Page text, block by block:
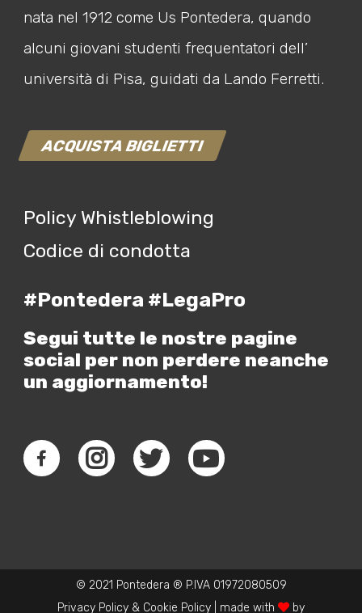
nata nel 1912 come Us Pontedera, quando
alcuni giovani studenti frequentatori dell’
università di Pisa, guidati da Lando Ferretti.
ACQUISTA BIGLIETTI
Policy Whistleblowing
Codice di condotta
#Pontedera #LegaPro
Segui tutte le nostre pagine
social per non perdere neanche
un aggiornamento!
© 2021 Pontedera ® P.IVA 01972080509
Privacy Policy & Cookie Policy | made with by